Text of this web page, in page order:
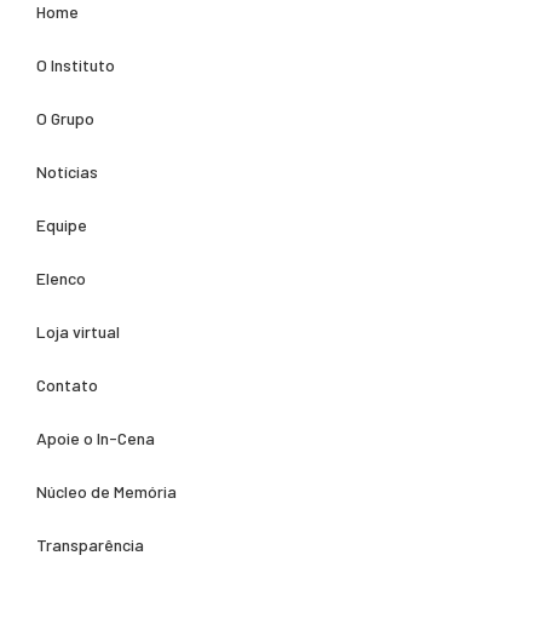
Home
O Instituto
O Grupo
Notícias
Equipe
Elenco
Loja virtual
Contato
Apoie o In-Cena
Núcleo de Memória
Transparência